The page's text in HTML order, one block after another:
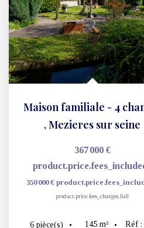
,Mezieres sur seine
367 000 €
350 000 €
product.price.fees_charges.full
6 pièce(s) 145 m² Réf :